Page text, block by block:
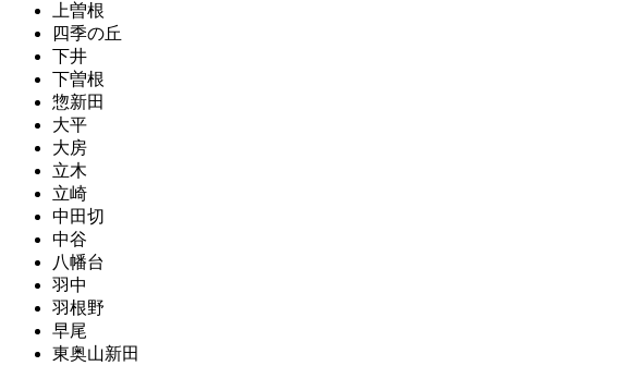
上曽根
四季の丘
下井
下曽根
惣新田
大平
大房
立木
立崎
中田切
中谷
八幡台
羽中
羽根野
早尾
東奥山新田